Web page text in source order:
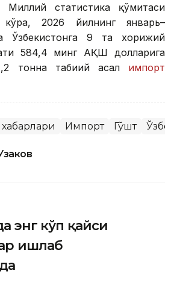
Миллий статистика қўмитаси
кўра, 2026 йилнинг январь–
Ўзбекистонга 9 та хорижий
584,4 минг АҚШ долларига
тонна табиий асал импорт
Импорт Гўшт
энг кўп қайси
ишлаб